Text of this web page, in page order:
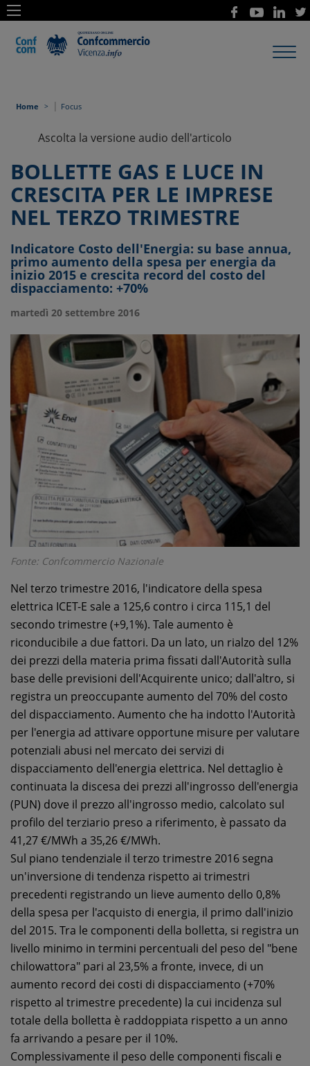
Home | Focus
Ascolta la versione audio dell'articolo
BOLLETTE GAS E LUCE IN
CRESCITA PER LE IMPRESE
NEL TERZO TRIMESTRE
Indicatore Costo dell'Energia: su base annua,
primo aumento della spesa per energia da
inizio 2015 e crescita record del costo del
dispacciamento: +70%
martedì 20 settembre 2016
Fonte: Confcommercio Nazionale
Nel terzo trimestre 2016, l'indicatore della spesa
elettrica ICET-E sale a 125,6 contro i circa 115,1 del
secondo trimestre (+9,1%). Tale aumento è
riconducibile a due fattori. Da un lato, un rialzo del 12%
dei prezzi della materia prima fissati dall'Autorità sulla
base delle previsioni dell'Acquirente unico; dall'altro, si
registra un preoccupante aumento del 70% del costo
del dispacciamento. Aumento che ha indotto l'Autorità
per l'energia ad attivare opportune misure per valutare
potenziali abusi nel mercato dei servizi di
dispacciamento dell'energia elettrica. Nel dettaglio è
continuata la discesa dei prezzi all'ingrosso dell'energia
(PUN) dove il prezzo all'ingrosso medio, calcolato sul
profilo del terziario preso a riferimento, è passato da
41,27 €/MWh a 35,26 €/MWh.
Sul piano tendenziale il terzo trimestre 2016 segna
un'inversione di tendenza rispetto ai trimestri
precedenti registrando un lieve aumento dello 0,8%
della spesa per l'acquisto di energia, il primo dall'inizio
del 2015. Tra le componenti della bolletta, si registra un
livello minimo in termini percentuali del peso del "bene
chilowattora" pari al 23,5% a fronte, invece, di un
aumento record dei costi di dispacciamento (+70%
rispetto al trimestre precedente) la cui incidenza sul
totale della bolletta è raddoppiata rispetto a un anno
fa arrivando a pesare per il 10%.
Complessivamente il peso delle componenti fiscali e